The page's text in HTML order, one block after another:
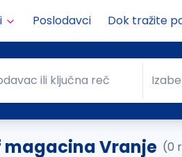
Poslodavci Dok tražite
ili ključna reč
ili ključna reč Grad
magacina Vranje (0